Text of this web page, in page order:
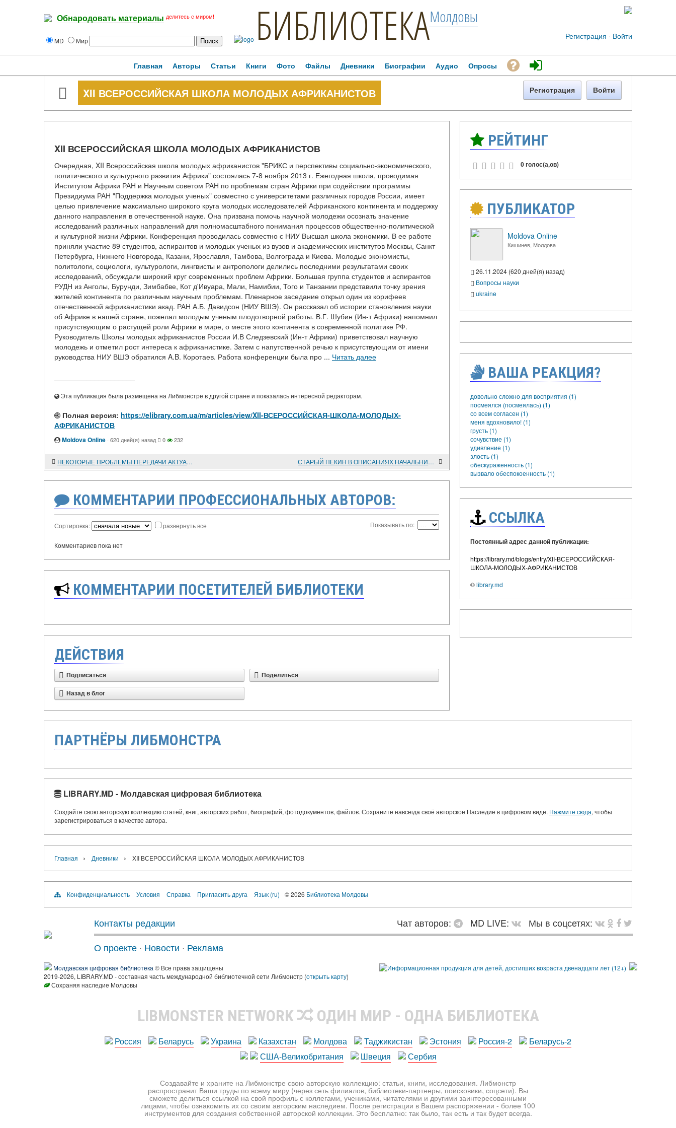
Обнародовать материалы делитесь с миром!
MD Мир БИБЛИОТЕКАМолдовы
Регистрация · Войти
Главная Авторы Статьи Книги Фото Файлы Дневники Биографии Аудио Опросы
XII ВСЕРОССИЙСКАЯ ШКОЛА МОЛОДЫХ АФРИКАНИСТОВ Регистрация Войти
XII ВСЕРОССИЙСКАЯ ШКОЛА МОЛОДЫХ АФРИКАНИСТОВ
Очередная, XII Всероссийская школа молодых африканистов "БРИКС и перспективы социально-экономического,
политического и культурного развития Африки" состоялась 7-8 ноября 2013 г. Ежегодная школа, проводимая
Институтом Африки РАН и Научным советом РАН по проблемам стран Африки при содействии программы
Президиума РАН "Поддержка молодых ученых" совместно с университетами различных городов России, имеет
целью привлечение максимально широкого круга молодых исследователей Африканского континента и поддержку
данного направления в отечественной науке. Она призвана помочь научной молодежи осознать значение
исследований различных направлений для полномасштабного понимания процессов общественно-политической
и культурной жизни Африки. Конференция проводилась совместно с НИУ Высшая школа экономики. В ее работе
приняли участие 89 студентов, аспирантов и молодых ученых из вузов и академических институтов Москвы, Санкт-
Петербурга, Нижнего Новгорода, Казани, Ярославля, Тамбова, Волгограда и Киева. Молодые экономисты,
политологи, социологи, культурологи, лингвисты и антропологи делились последними результатами своих
исследований, обсуждали широкий круг современных проблем Африки. Большая группа студентов и аспирантов
РУДН из Анголы, Бурунди, Зимбабве, Кот д'Ивуара, Мали, Намибии, Того и Танзании представили точку зрения
жителей континента по различным научным проблемам. Пленарное заседание открыл один из корифеев
отечественной африканистики акад. РАН А.Б. Давидсон (НИУ ВШЭ). Он рассказал об истории становления науки
об Африке в нашей стране, пожелал молодым ученым плодотворной работы. В.Г. Шубин (Ин-т Африки) напомнил
присутствующим о растущей роли Африки в мире, о месте этого континента в современной политике РФ.
Руководитель Школы молодых африканистов России И.В Следзевский (Ин-т Африки) приветствовал научную
молодежь и отметил рост интереса к африканистике. Затем с напутственной речью к присутствующим от имени
руководства НИУ ВШЭ обратился A.B. Коротаев. Работа конференции была про ... Читать далее
Эта публикация была размещена на Либмонстре в другой стране и показалась интересной редакторам.
Полная версия: https://elibrary.com.ua/m/articles/view/XII-ВСЕРОССИЙСКАЯ-ШКОЛА-МОЛОДЫХ-
АФРИКАНИСТОВ
Moldova Online · 620 дней(я) назад 0 232
НЕКОТОРЫЕ ПРОБЛЕМЫ ПЕРЕДАЧИ АКТУАЛЬНО-СИНТАКСИЧЕСКОГО ЧЛЕНЕНИЯ ПРИ ПЕРЕВОДЕ ХУДОЖЕСТВЕННЫХ ТЕКСТОВ С ЯПОНСКОГО ЯЗЫКА НА РУССКИЙ СТАРЫЙ ПЕКИН В ОПИСАНИЯХ НАЧАЛЬНИКОВ РУССКОЙ ДУХОВНОЙ МИССИИ
КОММЕНТАРИИ ПРОФЕССИОНАЛЬНЫХ АВТОРОВ:
Сортировка: развернуть все Показывать по:
Комментариев пока нет
КОММЕНТАРИИ ПОСЕТИТЕЛЕЙ БИБЛИОТЕКИ
ДЕЙСТВИЯ
Подписаться Поделиться
Назад в блог
РЕЙТИНГ
0 голос(а,ов)
ПУБЛИКАТОР
Moldova Online
Кишинев, Молдова
26.11.2024 (620 дней(я) назад)
Вопросы науки
ukraine
ВАША РЕАКЦИЯ?
довольно сложно для восприятия (1)
посмеялся (посмеялась) (1)
со всем согласен (1)
меня вдохновило! (1)
грусть (1)
сочувствие (1)
удивление (1)
злость (1)
обескураженность (1)
вызвало обеспокоенность (1)
ССЫЛКА
Постоянный адрес данной публикации:
https://library.md/blogs/entry/XII-ВСЕРОССИЙСКАЯ-
ШКОЛА-МОЛОДЫХ-АФРИКАНИСТОВ
©library.md
ПАРТНЁРЫ ЛИБМОНСТРА
LIBRARY.MD - Молдавская цифровая библиотека
Создайте свою авторскую коллекцию статей, книг, авторских работ, биографий, фотодокументов, файлов. Сохраните навсегда своё авторское Наследие в цифровом виде. Нажмите сюда, чтобы
зарегистрироваться в качестве автора.
Главная › Дневники › XII ВСЕРОССИЙСКАЯ ШКОЛА МОЛОДЫХ АФРИКАНИСТОВ
Конфиденциальность Условия Справка Пригласить друга Язык (ru) © 2026 Библиотека Молдовы
Контакты редакции Чат авторов: MD LIVE:
Мы в соцсетях:
О проекте · Новости · Реклама
Молдавская цифровая библиотека © Все права защищены
2019-2026, LIBRARY.MD - составная часть международной библиотечной сети Либмонстр (открыть карту)
Сохраняя наследие Молдовы
LIBMONSTER NETWORK ОДИН МИР - ОДНА БИБЛИОТЕКА
Россия Беларусь Украина Казахстан Молдова Таджикистан Эстония Россия-2
Беларусь-2
США-Великобритания
Швеция Сербия
Создавайте и храните на Либмонстре свою авторскую коллекцию: статьи, книги, исследования. Либмонстр
распространит Ваши труды по всему миру (через сеть филиалов, библиотеки-партнеры, поисковики, соцсети). Вы
сможете делиться ссылкой на свой профиль с коллегами, учениками, читателями и другими заинтересованными
лицами, чтобы ознакомить их со своим авторским наследием. После регистрации в Вашем распоряжении - более 100
инструментов для создания собственной авторской коллекции. Это бесплатно: так было, так есть и так будет всегда.